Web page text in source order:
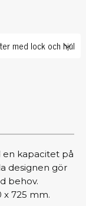
en kapacitet på
designen gör
behov.
725 mm.